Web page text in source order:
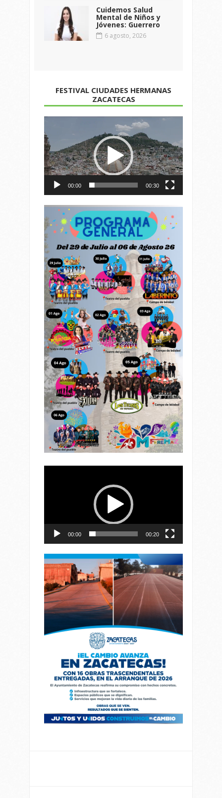
Cuidemos Salud
Mental de Niños y
Jóvenes: Guerrero
6 agosto, 2026
FESTIVAL CIUDADES HERMANAS
ZACATECAS
de
vídeo
00:00 00:30
00:00 00:20